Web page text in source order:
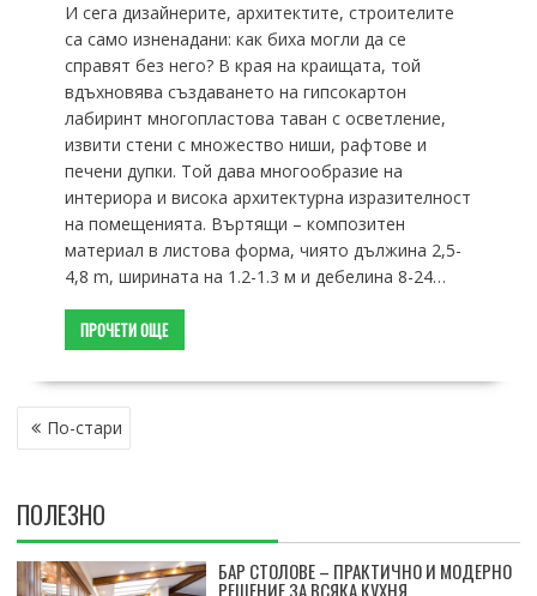
И сега дизайнерите, архитектите, строителите
са само изненадани: как биха могли да се
справят без него? В края на краищата, той
вдъхновява създаването на гипсокартон
лабиринт многопластова таван с осветление,
извити стени с множество ниши, рафтове и
печени дупки. Той дава многообразие на
интериора и висока архитектурна изразителност
на помещенията. Въртящи – композитен
материал в листова форма, чиято дължина 2,5-
4,8 m, ширината на 1.2-1.3 м и дебелина 8-24…
ПРОЧЕТИ ОЩЕ
НАВИГАЦИЯ
По-стари
ПОЛЕЗНО
БАР СТОЛОВЕ – ПРАКТИЧНО И МОДЕРНО
РЕШЕНИЕ ЗА ВСЯКА КУХНЯ